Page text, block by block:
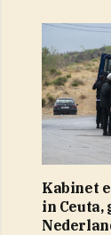
Kabinet
in Ceuta,